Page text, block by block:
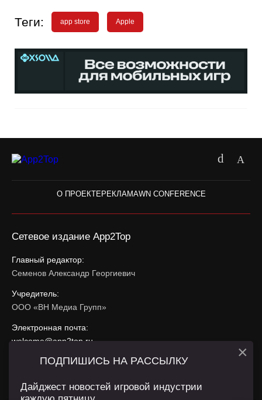
Теги: app store Apple
О ПРОЕКТЕРЕКЛАМАWN CONFERENCE
Сетевое издание App2Top
Главный редактор:
Семенов Александр Георгиевич
Учредитель:
ООО «ВН Медиа Групп»
Электронная почта:
welcome@app2top.ru
При использовании материалов активная ссылка на
ПОДПИШИСЬ НА РАССЫЛКУ
Дайджест новостей игровой индустрии
×